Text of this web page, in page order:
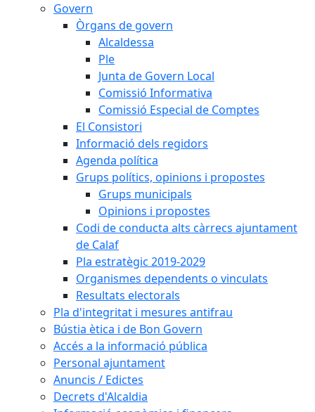
Govern
Òrgans de govern
Alcaldessa
Ple
Junta de Govern Local
Comissió Informativa
Comissió Especial de Comptes
El Consistori
Informació dels regidors
Agenda política
Grups polítics, opinions i propostes
Grups municipals
Opinions i propostes
Codi de conducta alts càrrecs ajuntament
de Calaf
Pla estratègic 2019-2029
Organismes dependents o vinculats
Resultats electorals
Pla d'integritat i mesures antifrau
Bústia ètica i de Bon Govern
Accés a la informació pública
Personal ajuntament
Anuncis / Edictes
Decrets d'Alcaldia